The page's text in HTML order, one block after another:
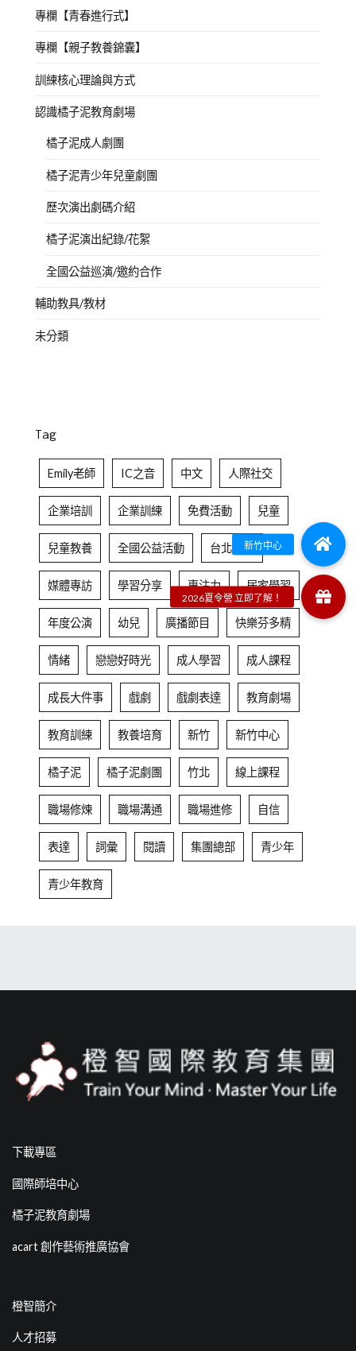
專欄【青春進行式】
專欄【親子教養錦囊】
訓練核心理論與方式
認識橘子泥教育劇場
橘子泥成人劇團
橘子泥青少年兒童劇團
歷次演出劇碼介紹
橘子泥演出紀錄/花絮
全國公益巡演/邀約合作
輔助教具/教材
未分類
Tag
Emily老師 IC之音 中文 人際社交
企業培訓 企業訓練 免費活動 兒童
兒童教養 全國公益活動 台北中心
媒體專訪 學習分享 專注力 居家學習
年度公演 幼兒 廣播節目 快樂芬多精
情緒 戀戀好時光 成人學習 成人課程
成長大件事 戲劇 戲劇表達 教育劇場
教育訓練 教養培育 新竹 新竹中心
橘子泥 橘子泥劇團 竹北 線上課程
職場修煉 職場溝通 職場進修 自信
表達 詞彙 閱讀 集團總部 青少年
青少年教育
下載專區
國際師培中心
橘子泥教育劇場
acart 創作藝術推廣協會
橙智簡介
人才招募